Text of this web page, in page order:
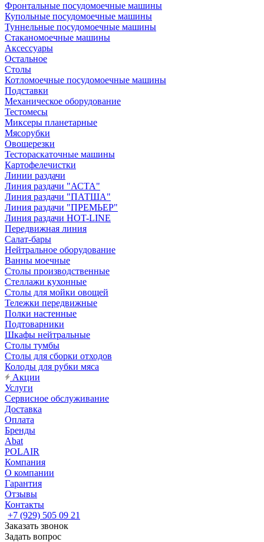
Фронтальные посудомоечные машины
Купольные посудомоечные машины
Туннельные посудомоечные машины
Стаканомоечные машины
Аксессуары
Остальное
Столы
Котломоечные посудомоечные машины
Подставки
Механическое оборудование
Тестомесы
Миксеры планетарные
Мясорубки
Овощерезки
Тестораскаточные машины
Картофелечистки
Линии раздачи
Линия раздачи "АСТА"
Линия раздачи "ПАТША"
Линия раздачи "ПРЕМЬЕР"
Линия раздачи HOT-LINE
Передвижная линия
Салат-бары
Нейтральное оборудование
Ванны моечные
Столы производственные
Стеллажи кухонные
Столы для мойки овощей
Тележки передвижные
Полки настенные
Подтоварники
Шкафы нейтральные
Столы тумбы
Столы для сборки отходов
Колоды для рубки мяса
Акции
Услуги
Сервисное обслуживание
Доставка
Оплата
Бренды
Abat
POLAIR
Компания
О компании
Гарантия
Отзывы
Контакты
+7 (929) 505 09 21
Заказать звонок
Задать вопрос